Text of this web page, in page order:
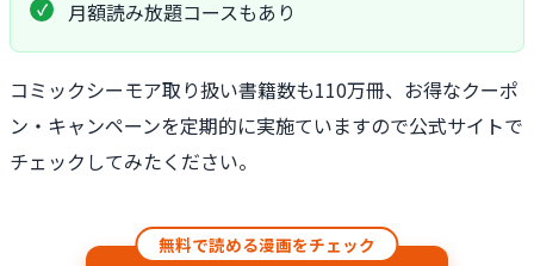
月額読み放題コースもあり
コミックシーモア取り扱い書籍数も110万冊、お得なクーポ
ン・キャンペーンを定期的に実施ていますので公式サイトで
チェックしてみたください。
無料で読める漫画をチェック